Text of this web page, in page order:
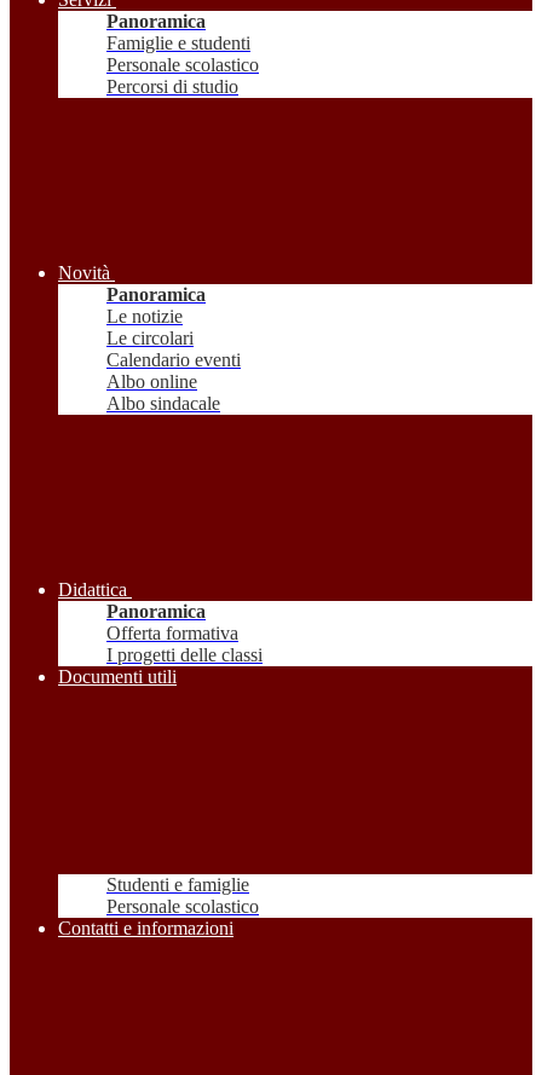
Panoramica
Famiglie e studenti
Personale scolastico
Percorsi di studio
Novità
Panoramica
Le notizie
Le circolari
Calendario eventi
Albo online
Albo sindacale
Didattica
Panoramica
Offerta formativa
I progetti delle classi
Documenti utili
Studenti e famiglie
Personale scolastico
Contatti e informazioni